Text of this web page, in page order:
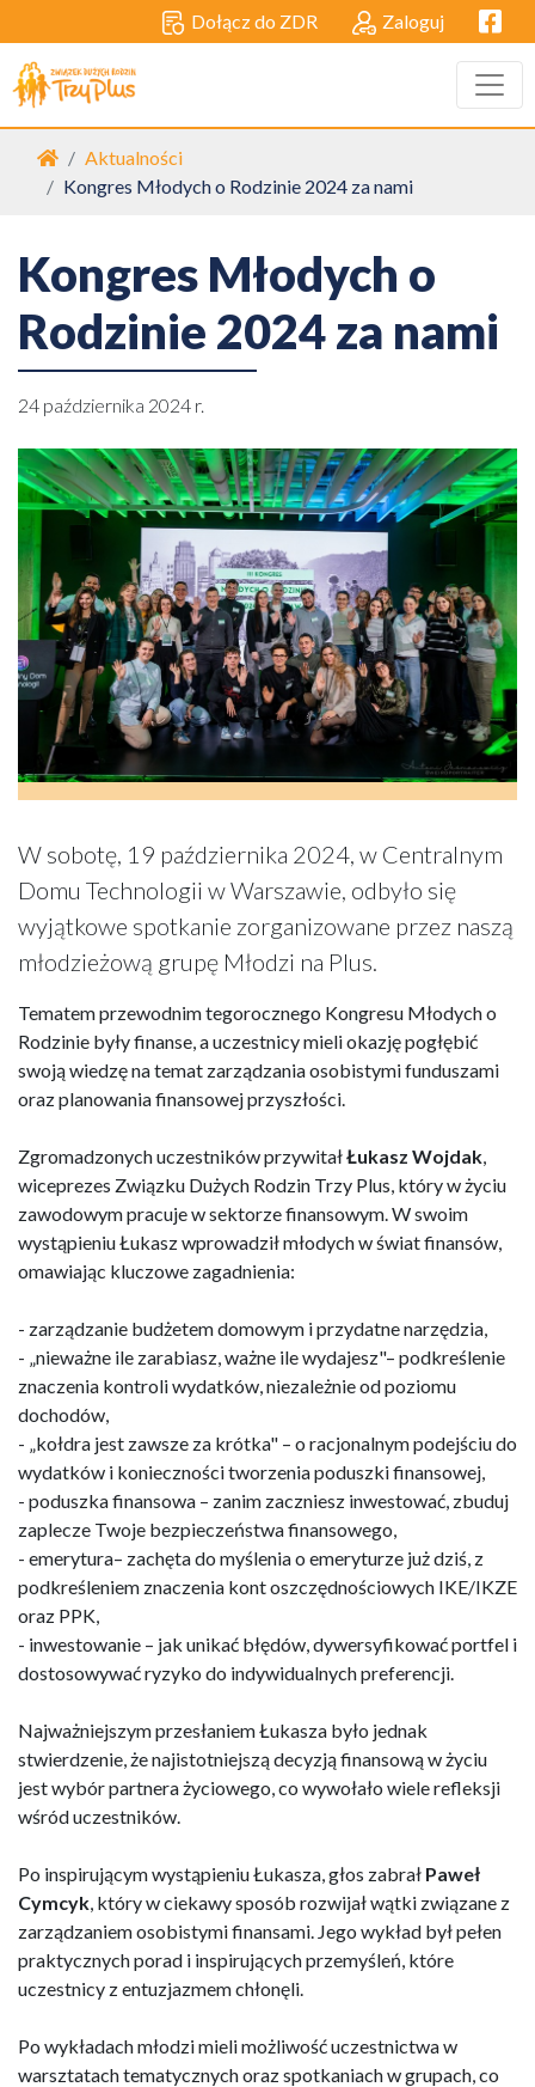
Dołącz do ZDR Zaloguj
Strona główna
Aktualności
Kongres Młodych o Rodzinie 2024 za nami
Kongres Młodych o
Rodzinie 2024 za nami
24 października 2024 r.
W sobotę, 19 października 2024, w Centralnym
Domu Technologii w Warszawie, odbyło się
wyjątkowe spotkanie zorganizowane przez naszą
młodzieżową grupę Młodzi na Plus.
Tematem przewodnim tegorocznego Kongresu Młodych o
Rodzinie były finanse, a uczestnicy mieli okazję pogłębić
swoją wiedzę na temat zarządzania osobistymi funduszami
oraz planowania finansowej przyszłości.
Zgromadzonych uczestników przywitałŁukasz Wojdak,
wiceprezes Związku Dużych Rodzin Trzy Plus, który w życiu
zawodowym pracuje w sektorze finansowym. W swoim
wystąpieniu Łukasz wprowadził młodych w świat finansów,
omawiając kluczowe zagadnienia:
- zarządzanie budżetem domowym i przydatne narzędzia,
- „nieważne ile zarabiasz, ważne ile wydajesz"– podkreślenie
znaczenia kontroli wydatków, niezależnie od poziomu
dochodów,
- „kołdra jest zawsze za krótka" – o racjonalnym podejściu do
wydatków i konieczności tworzenia poduszki finansowej,
- poduszka finansowa – zanim zaczniesz inwestować, zbuduj
zaplecze Twoje bezpieczeństwa finansowego,
- emerytura– zachęta do myślenia o emeryturze już dziś, z
podkreśleniem znaczenia kont oszczędnościowych IKE/IKZE
oraz PPK,
- inwestowanie – jak unikać błędów, dywersyfikować portfel i
dostosowywać ryzyko do indywidualnych preferencji.
Najważniejszym przesłaniem Łukasza było jednak
stwierdzenie, że najistotniejszą decyzją finansową w życiu
jest wybór partnera życiowego, co wywołało wiele refleksji
wśród uczestników.
Po inspirującym wystąpieniu Łukasza, głos zabrał Paweł
Cymcyk, który w ciekawy sposób rozwijał wątki związane z
zarządzaniem osobistymi finansami. Jego wykład był pełen
praktycznych porad i inspirujących przemyśleń, które
uczestnicy z entuzjazmem chłonęli.
Po wykładach młodzi mieli możliwość uczestnictwa w
warsztatach tematycznych oraz spotkaniach w grupach, co